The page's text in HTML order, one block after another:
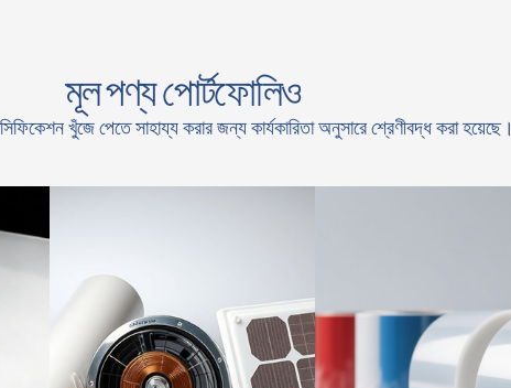
মূল পণ্য পোর্টফোলিও
খুঁজে পেতে সাহায্য করার জন্য কার্যকারিতা অনুসারে শ্রেণীবদ্ধ করা হয়েছে।